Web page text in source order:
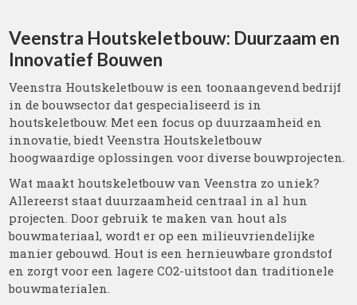
Veenstra Houtskeletbouw: Duurzaam en
Innovatief Bouwen
Veenstra Houtskeletbouw is een toonaangevend bedrijf
in de bouwsector dat gespecialiseerd is in
houtskeletbouw. Met een focus op duurzaamheid en
innovatie, biedt Veenstra Houtskeletbouw
hoogwaardige oplossingen voor diverse bouwprojecten.
Wat maakt houtskeletbouw van Veenstra zo uniek?
Allereerst staat duurzaamheid centraal in al hun
projecten. Door gebruik te maken van hout als
bouwmateriaal, wordt er op een milieuvriendelijke
manier gebouwd. Hout is een hernieuwbare grondstof
en zorgt voor een lagere CO2-uitstoot dan traditionele
bouwmaterialen.